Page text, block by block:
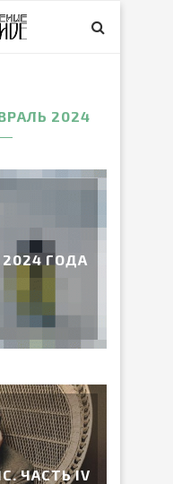
2024
ГОДА
ЧАСТЬ IV